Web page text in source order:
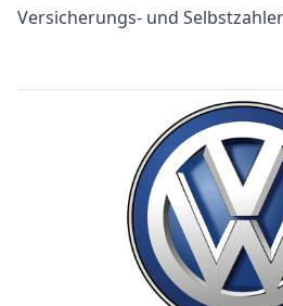
Versicherungs- und